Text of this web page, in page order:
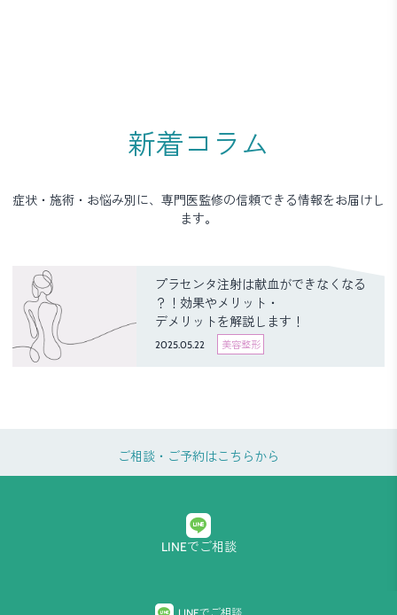
新着コラム
症状・施術・お悩み別に、専門医監修の信頼できる情報をお届けし
ます。
プラセンタ注射は献血ができなくなる
？！効果やメリット・
デメリットを解説します！
2025.05.22 美容整形
ご相談・ご予約はこちらから
LINEでご相談
LINEでご相談
プライバシーポリシー